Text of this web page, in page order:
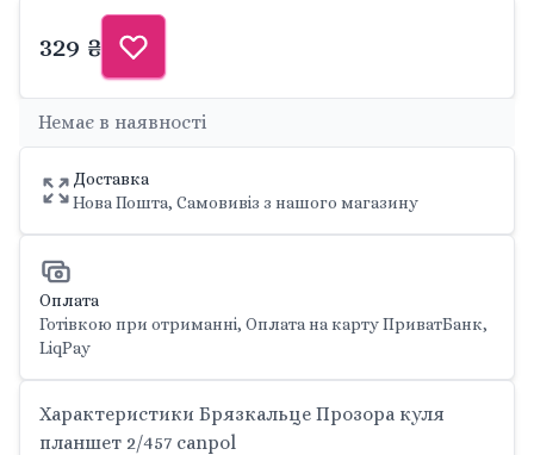
329 ₴
Немає в наявності
Доставка
Нова Пошта, Самовивіз з нашого магазину
Оплата
Готівкою при отриманні, Оплата на карту ПриватБанк,
LiqPay
Характеристики Брязкальце Прозора куля
планшет 2/457 canpol